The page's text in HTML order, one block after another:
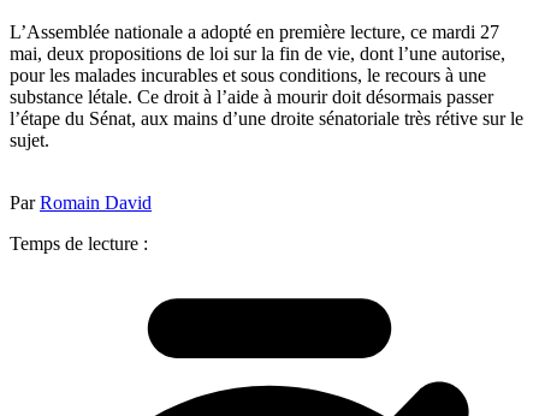
L’Assemblée nationale a adopté en première lecture, ce mardi 27
mai, deux propositions de loi sur la fin de vie, dont l’une autorise,
pour les malades incurables et sous conditions, le recours à une
substance létale. Ce droit à l’aide à mourir doit désormais passer
l’étape du Sénat, aux mains d’une droite sénatoriale très rétive sur le
sujet.
ParRomain David
Temps de lecture :